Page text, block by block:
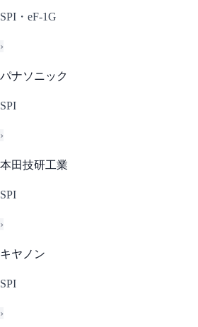
SPI・eF-1G
›
パナソニック
SPI
›
本田技研工業
SPI
›
キヤノン
SPI
›